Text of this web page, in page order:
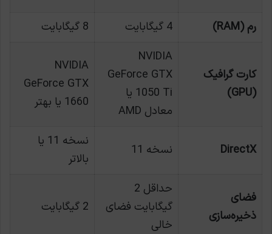
رم (RAM)
4 گیگابایت 8 گیگابایت
کارت گرافیک
(GPU)
NVIDIA
GeForce GTX
1050 Ti یا
معادل AMD
NVIDIA
GeForce GTX
1660 یا بهتر
DirectX نسخه 11
نسخه 11 یا
بالاتر
فضای
ذخیره‌سازی
حداقل 2
گیگابایت فضای
خالی
2 گیگابایت